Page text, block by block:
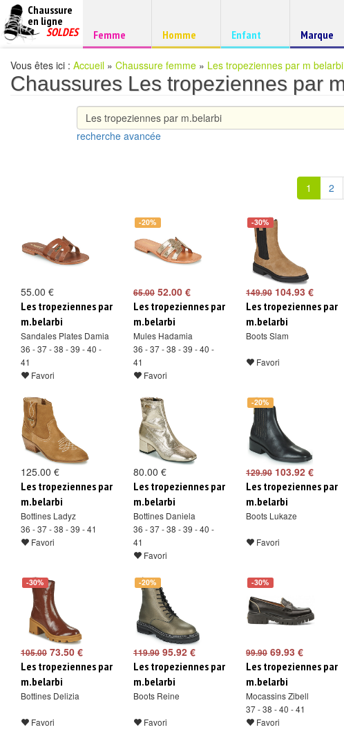
Chaussure
à
prix
Chaussure
en ligne
pas
SOLDES Chaussure
Femme Chaussure
Homme Chaussure
Enfant
Chaussure
de
Marque
Vous êtes ici : Accueil » Chaussure femme » Les tropeziennes par m belarbi
Chaussures Les tropeziennes par
recherche avancée
1 2
55.00 €
Les tropeziennes par
m.belarbi
Sandales Plates Damia
36 - 37 - 38 - 39 - 40 -
41
Favori
-20%
65.00 52.00 €
Les tropeziennes par
m.belarbi
Mules Hadamia
36 - 37 - 38 - 39 - 40 -
41
Favori
-30%
149.90 104.93 €
Les tropeziennes par
m.belarbi
Boots Slam
Favori
125.00 €
Les tropeziennes par
m.belarbi
Bottines Ladyz
36 - 37 - 38 - 39 - 41
Favori
80.00 €
Les tropeziennes par
m.belarbi
Bottines Daniela
36 - 37 - 38 - 39 - 40 -
41
Favori
-20%
129.90 103.92 €
Les tropeziennes par
m.belarbi
Boots Lukaze
Favori
-30%
105.00 73.50 €
Les tropeziennes par
m.belarbi
Bottines Delizia
Favori
-20%
119.90 95.92 €
Les tropeziennes par
m.belarbi
Boots Reine
Favori
-30%
99.90 69.93 €
Les tropeziennes par
m.belarbi
Mocassins Zibell
37 - 38 - 40 - 41
Favori